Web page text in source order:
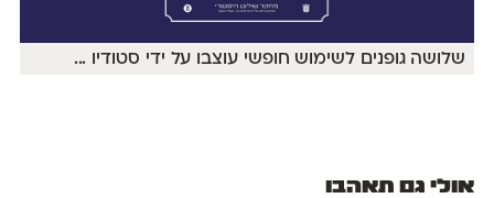
שלושה גופנים לשימוש חופשי עוצבו על ידי סטודיו ...
אולי גם תאהבו